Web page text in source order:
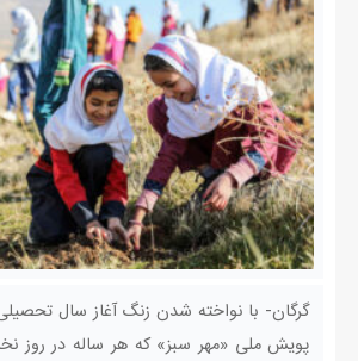
گرگان- با نواخته شدن زنگ آغاز سال
پویش ملی «مهر سبز» که هر ساله در روز